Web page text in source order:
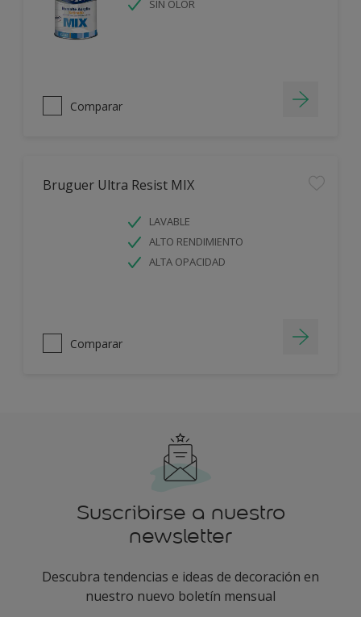
SIN OLOR
Comparar
Bruguer Ultra Resist MIX
LAVABLE
ALTO RENDIMIENTO
ALTA OPACIDAD
Comparar
Suscribirse a nuestro
newsletter
Descubra tendencias e ideas de decoración en
nuestro nuevo boletín mensual